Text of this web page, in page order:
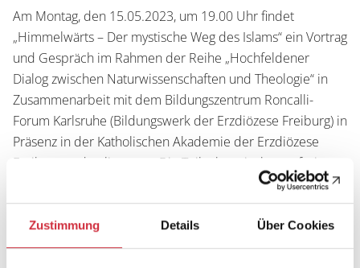
Zustimmung Details Über Cookies
Termine
Prospekte und Kataloge
Preise und Auszeichnungen
Open Access
Presse
Am Montag, den 15.05.2023, um 19.00 Uhr findet
„Himmelwärts – Der mystische Weg des Islams“ ein Vortrag
und Gespräch im Rahmen der Reihe „Hochfeldener
Dialog zwischen Naturwissenschaften und Theologie“ in
Zusammenarbeit mit dem Bildungszentrum Roncalli-
Forum Karlsruhe (Bildungswerk der Erzdiözese Freiburg) in
Präsenz in der Katholischen Akademie der Erzdiözese
Freiburg und online statt. Die Teilnahme ist kostenfrei.
Referent wird unser Autor Prof. Dr. Ahmad Milad Karimi
(Kalãm, Islamische Philosophie und Mystik, Münster) sein,